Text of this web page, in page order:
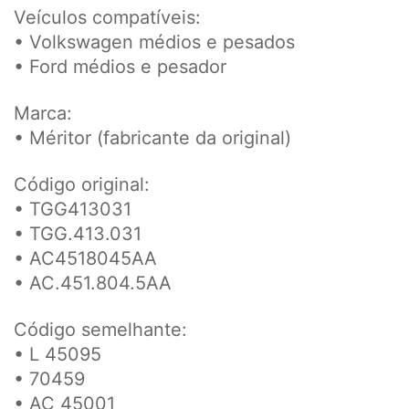
Veículos compatíveis:
• Volkswagen médios e pesados
• Ford médios e pesador
Marca:
• Méritor (fabricante da original)
Código original:
• TGG413031
• TGG.413.031
• AC4518045AA
• AC.451.804.5AA
Código semelhante:
• L 45095
• 70459
• AC 45001